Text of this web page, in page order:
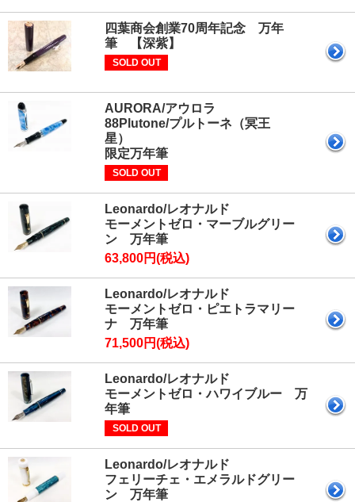
四葉商会創業70周年記念 万年
筆 【深紫】
SOLD OUT
AURORA/アウロラ
88Plutone/プルトーネ（冥王
星）
限定万年筆
SOLD OUT
Leonardo/レオナルド
モーメントゼロ・マーブルグリー
ン 万年筆
63,800円(税込)
Leonardo/レオナルド
モーメントゼロ・ピエトラマリー
ナ 万年筆
71,500円(税込)
Leonardo/レオナルド
モーメントゼロ・ハワイブルー 万
年筆
SOLD OUT
Leonardo/レオナルド
フェリーチェ・エメラルドグリー
ン 万年筆